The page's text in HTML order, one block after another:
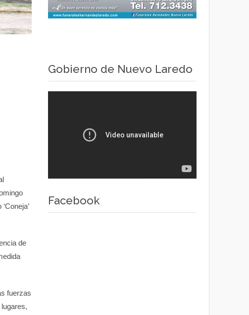
de
fuerzas
Gobierno de Nuevo Laredo
Facebook